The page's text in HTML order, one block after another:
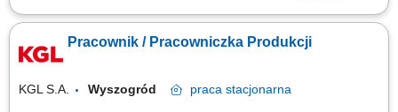
Opis stanowiska Wsparcie procesu produkcji: paletowanie, owijanie
o estetykę pakowania wyrobów, Zapewnienie porządku na stanowisku
pracy, Po przeszkoleniu i awansie – obsługa maszyn produkcyjnych.
Pracownik / Pracowniczka Produkcji
KGL S.A. Wyszogród praca stacjonarna